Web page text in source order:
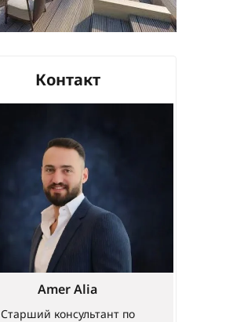
Контакт
Amer Alia
Старший консультант по